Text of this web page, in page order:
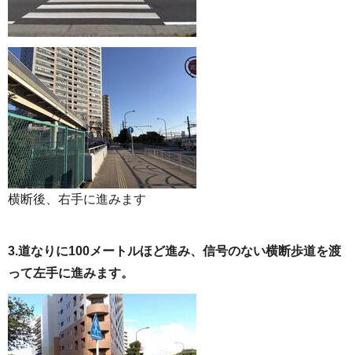
横断後、右手に進みます
3.道なりに100メートルほど進み、信号のない横断歩道を渡
って左手に進みます。